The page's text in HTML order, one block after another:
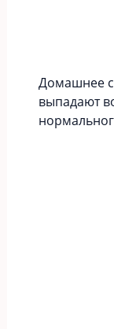
Домашнее
выпадают